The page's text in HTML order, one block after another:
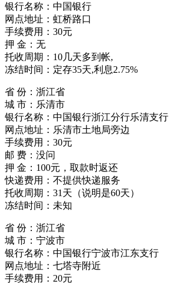
银行名称：中国银行
网点地址：虹桥路口
手续费用：30元
押 金：无
托收周期：10几天多到帐,
冻结时间：定存35天,利息2.75%
省 份：浙江省
城 市：乐清市
银行名称：中国银行浙江分行乐清支行
网点地址：乐清市土地局旁边
手续费用：30元
邮 费：没问
押 金：100元，取款时返还
快递费用：不提供快递服务
托收周期：31天（说明是60天）
冻结时间：未知
省 份：浙江省
城 市：宁波市
银行名称：中国银行宁波市江东支行
网点地址：七塔寺附近
手续费用：20元